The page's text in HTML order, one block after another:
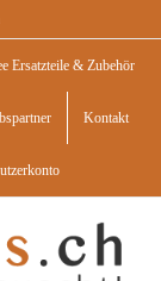
Ersatzteile & Zubehör
Kontakt